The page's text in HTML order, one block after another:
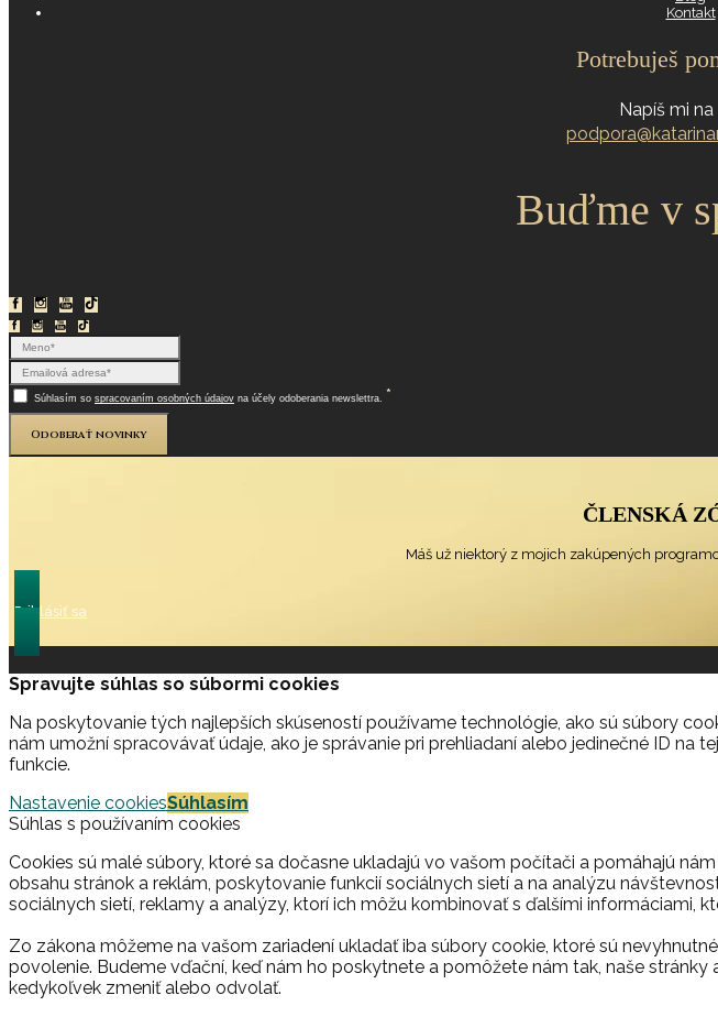
Kontakt
Potrebuješ
Napíš mi na
Buďme v
Súhlasím so spracovaním osobných údajov na účely odoberania newslettra. *
Odoberať novinky
ČLENSKÁ
Máš už niektorý z mojich zakúpených
Prihlásiť sa
Spravujte súhlas so súbormi cookies
Na poskytovanie tých najlepších skúseností používame technológie, ako sú súbory
nám umožní spracovávať údaje, ako je správanie pri prehliadaní alebo jedinečné ID
funkcie.
Nastavenie cookiesSúhlasím
Súhlas s používaním cookies
Cookies sú malé súbory, ktoré sa dočasne ukladajú vo vašom počítači a pomáhajú
obsahu stránok a reklám, poskytovanie funkcií sociálnych sietí a na analýzu
sociálnych sietí, reklamy a analýzy, ktorí ich môžu kombinovať s ďalšími informáciami,
Zo zákona môžeme na vašom zariadení ukladať iba súbory cookie, ktoré sú
povolenie. Budeme vďační, keď nám ho poskytnete a pomôžete nám tak, naše
kedykoľvek zmeniť alebo odvolať.